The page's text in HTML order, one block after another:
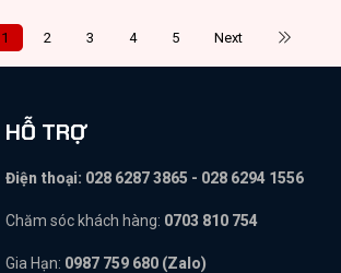
1 2 3 4 5 Next
HỖ TRỢ
Điện thoại: 028 6287 3865 - 028 6294 1556
Chăm sóc khách hàng: 0703 810 754
Gia Hạn: 0987 759 680 (Zalo)